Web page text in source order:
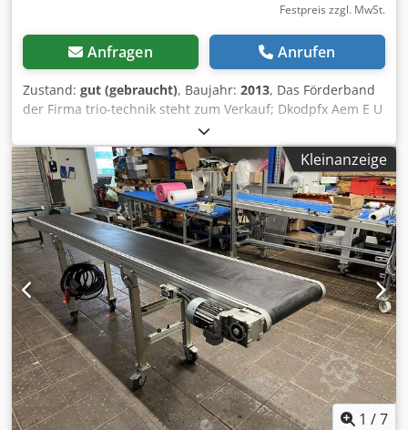
Festpreis zzgl. MwSt.
Anfragen Anrufen
Zustand: gut (gebraucht), Baujahr: 2013, Das Förderband
der Firma trio-technik steht zum Verkauf; Dkodpfx Aem E U
T Tobfor Länge: 4500mm Nutzbreite: 680 Höhenverstellbar
850-1150mm Motorschutz mit 5 Meter - Kabel
Bandgeschwindigkeit konstant: 6m/min
Kleinanzeige
1 /7